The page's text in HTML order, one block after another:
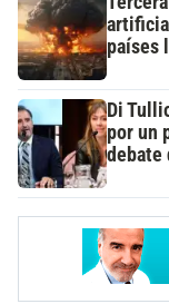
países
Di
por un
debate